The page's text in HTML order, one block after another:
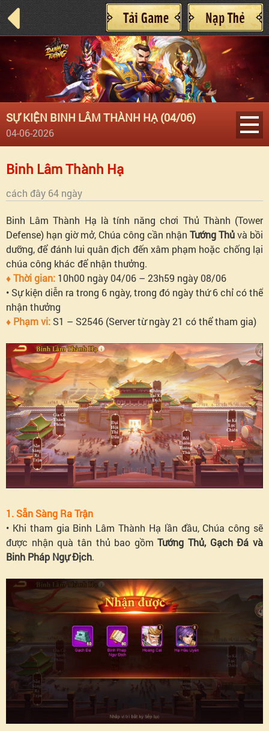
SỰ KIỆN BINH LÂM THÀNH HẠ (04/06)
04-06-2026
Binh Lâm Thành Hạ
cách đây 64 ngày
Binh Lâm Thành Hạ là tính năng chơi Thủ Thành (Tower
Defense) hạn giờ mở, Chúa công cần nhận Tướng Thủvà bồi
dưỡng, để đánh lui quân địch đến xâm phạm hoặc chống lại
chúa công khác để nhận thưởng.
♦ Thời gian: 10h00 ngày 04/06 – 23h59 ngày 08/06
• Sự kiện diễn ra trong 6 ngày, trong đó ngày thứ 6 chỉ có thể
nhận thưởng
♦ Phạm vi: S1 – S2546 (Server từ ngày 21 có thể tham gia)
1. Sẵn Sàng Ra Trận
• Khi tham gia Binh Lâm Thành Hạ lần đầu, Chúa công sẽ
được nhận quà tân thủ bao gồmTướng Thủ, Gạch Đá và
Binh Pháp Ngự Địch.
Binh
Lâm
Thành
Hạ